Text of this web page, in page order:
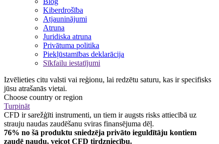
Kiberdrošība
Atjauninājumi
Atruna
Juridiska atruna
Privātuma politika
Piekļūstamības deklarācija
Sīkfailu iestatījumi
Izvēlieties citu valsti vai reģionu, lai redzētu saturu, kas ir specifisks
jūsu atrašanās vietai.
Choose country or region
Turpināt
CFD ir sarežģīti instrumenti, un tiem ir augsts risks attiecībā uz
strauju naudas zaudēšanu sviras finansējuma dēļ.
76% no šā produktu sniedzēja privāto ieguldītāju kontiem
zaudē naudu, veicot CFD tirdzniecību.